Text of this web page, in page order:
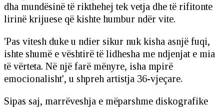
dha mundësinë të rikthehej tek vetja dhe të rifitonte
lirinë krijuese që kishte humbur ndër vite.
'Pas vitesh duke u ndier sikur nuk kisha asnjë fuqi,
ishte shumë e vështirë të lidhesha me ndjenjat e mia
të vërteta. Në një farë mënyre, isha mpirë
emocionalisht', u shpreh artistja 36-vjeçare.
Sipas saj, marrëveshja e mëparshme diskografike